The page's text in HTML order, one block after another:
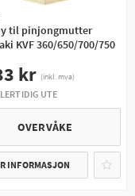
til pinjongmutter
KVF 360/650/700/750
kr (inkl. mva)
UTE
OVERVÅKE
INFORMASJON